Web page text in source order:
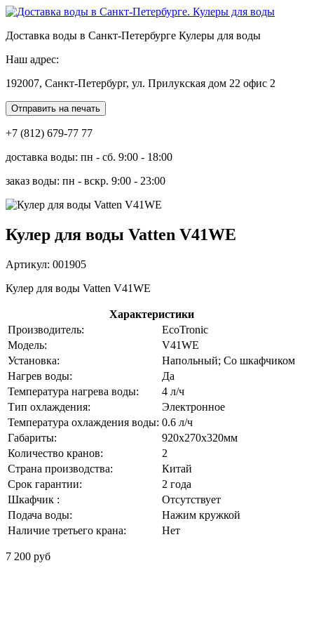
Доставка воды в Санкт-Петербурге Кулеры для воды
Наш адрес:
192007, Санкт-Петербург, ул. Прилукская дом 22 офис 2
Отправить на печать
+7 (812) 679-77 77
доставка воды: пн - сб. 9:00 - 18:00
заказ воды: пн - вскр. 9:00 - 23:00
Кулер для воды Vatten V41WE
Артикул: 001905
Кулер для воды Vatten V41WE
Характеристики
Производитель:
EcoTronic
Модель:
V41WE
Установка:
Напольный; Со шкафчиком
Нагрев воды:
Да
Температура нагрева воды:
4 л/ч
Тип охлаждения:
Электронное
Температура охлаждения воды: 0.6 л/ч
Габариты:
920x270x320мм
Количество кранов:
2
Страна производства:
Китай
Срок гарантии:
2 года
Шкафчик :
Отсутствует
Подача воды:
Нажим кружкой
Наличие третьего крана:
Нет
7 200 руб